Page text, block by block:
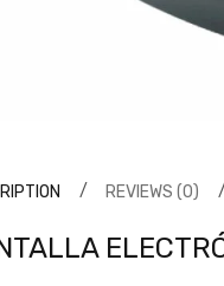
REVIEWS (0)